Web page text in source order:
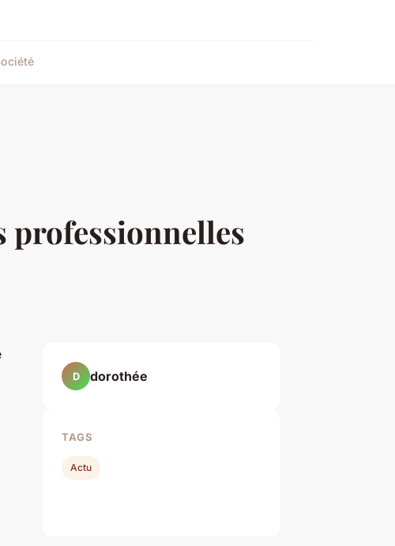
professionnelles
D dorothée
TAGS
Actu